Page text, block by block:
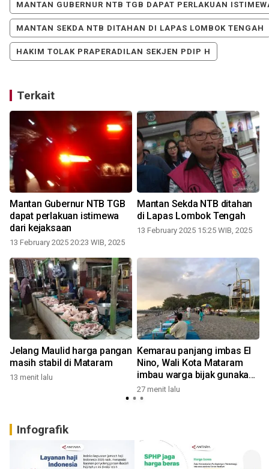
MANTAN GUBERNUR NTB TGB DAPAT PERLAKUAN
MANTAN SEKDA NTB DITAHAN DI LAPAS LOMBOK TENGAH
HAKIM TOLAK PRAPERADILAN SEKJEN PDIP H
Terkait
Mantan Gubernur NTB TGB
dapat perlakuan istimewa
dari kejaksaan
13 February 2025 20:23 WIB, 2025
Mantan Sekda NTB ditahan
di Lapas Lombok Tengah
13 February 2025 15:25 WIB, 2025
Jelang Maulid harga pangan
masih stabil di Mataram
13 menit lalu
Kemarau panjang imbas El
Nino, Wali Kota Mataram
imbau warga bijak gunakan
air
27 menit lalu
Infografik